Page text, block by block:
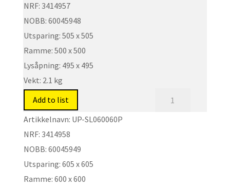
NRF: 3414957
NOBB: 60045948
Utsparing: 505 x 505
Ramme: 500 x 500
Lysåpning: 495 x 495
Vekt: 2.1 kg
Add to list
Artikkelnavn: UP-SL060060P
NRF: 3414958
NOBB: 60045949
Utsparing: 605 x 605
Ramme: 600 x 600